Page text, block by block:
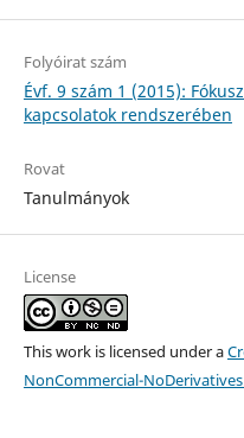
Folyóirat szám
Évf. 9 szám 1 (2015):
kapcsolatok rendszerében
Rovat
Tanulmányok
License
This work is licensed under a
NonCommercial-